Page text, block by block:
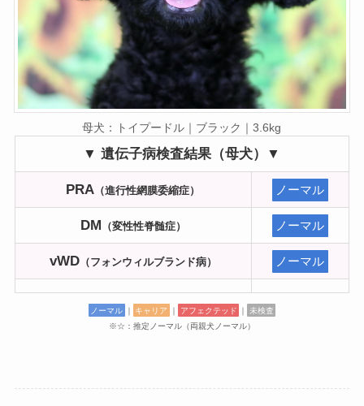
母犬：トイプードル｜ブラック｜3.6kg
▼ 遺伝子病検査結果（母犬）▼
PRA （進行性網膜委縮症） ノーマル
DM （変性性脊髄症） ノーマル
vWD（フォンウィルブランド病） ノーマル
ノーマル ｜ キャリア ｜ アフェクテッド ｜
未検査
※☆：推定ノーマル（両親犬ノーマル）